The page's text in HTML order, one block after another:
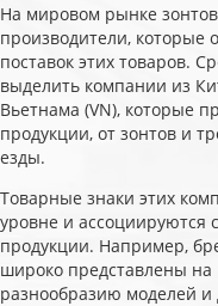
На мировом рынке
производители, которые
поставок этих товаров.
выделить компании из
Вьетнама (VN), которые
продукции, от зонтов и
езды.
Товарные знаки этих
уровне и ассоциируются
продукции. Например,
широко представлены
разнообразию моделей